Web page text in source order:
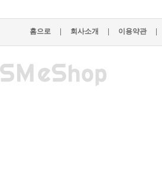
홈으로 회사소개 이용약관